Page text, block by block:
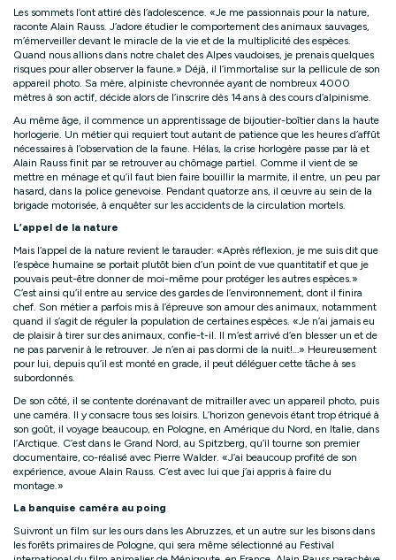
Les sommets l’ont attiré dès l’adolescence. «Je me passionnais pour la nature,
raconte Alain Rauss. J’adore étudier le comportement des animaux sauvages,
m’émerveiller devant le miracle de la vie et de la multiplicité des espèces.
Quand nous allions dans notre chalet des Alpes vaudoises, je prenais quelques
risques pour aller observer la faune.» Déjà, il l’immortalise sur la pellicule de son
appareil photo. Sa mère, alpiniste chevronnée ayant de nombreux 4000
mètres à son actif, décide alors de l’inscrire dès 14 ans à des cours d’alpinisme.
Au même âge, il commence un apprentissage de bijoutier-boîtier dans la haute
horlogerie. Un métier qui requiert tout autant de patience que les heures d’affût
nécessaires à l’observation de la faune. Hélas, la crise horlogère passe par là et
Alain Rauss finit par se retrouver au chômage partiel. Comme il vient de se
mettre en ménage et qu’il faut bien faire bouillir la marmite, il entre, un peu par
hasard, dans la police genevoise. Pendant quatorze ans, il œuvre au sein de la
brigade motorisée, à enquêter sur les accidents de la circulation mortels.
L’appel de la nature
Mais l’appel de la nature revient le tarauder: «Après réflexion, je me suis dit que
l’espèce humaine se portait plutôt bien d’un point de vue quantitatif et que je
pouvais peut-être donner de moi-même pour protéger les autres espèces.»
C’est ainsi qu’il entre au service des gardes de l’environnement, dont il finira
chef. Son métier a parfois mis à l’épreuve son amour des animaux, notamment
quand il s’agit de réguler la population de certaines espèces. «Je n’ai jamais eu
de plaisir à tirer sur des animaux, confie-t-il. Il m’est arrivé d’en blesser un et de
ne pas parvenir à le retrouver. Je n’en ai pas dormi de la nuit!…» Heureusement
pour lui, depuis qu’il est monté en grade, il peut déléguer cette tâche à ses
subordonnés.
De son côté, il se contente dorénavant de mitrailler avec un appareil photo, puis
une caméra. Il y consacre tous ses loisirs. L’horizon genevois étant trop étriqué à
son goût, il voyage beaucoup, en Pologne, en Amérique du Nord, en Italie, dans
l’Arctique. C’est dans le Grand Nord, au Spitzberg, qu’il tourne son premier
documentaire, co-réalisé avec Pierre Walder. «J’ai beaucoup profité de son
expérience, avoue Alain Rauss. C’est avec lui que j’ai appris à faire du
montage.»
La banquise caméra au poing
Suivront un film sur les ours dans les Abruzzes, et un autre sur les bisons dans
les forêts primaires de Pologne, qui sera même sélectionné au Festival